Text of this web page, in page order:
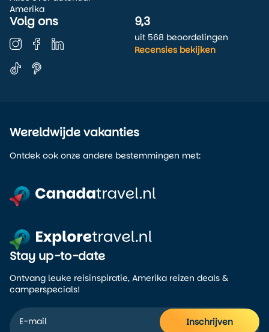
Amerika
Volg ons 9,3
uit 568 beoordelingen
Recensies bekijken
Wereldwijde vakanties
Ontdek ook onze andere bestemmingen met:
Stay up-to-date
Ontvang leuke reisinspiratie, Amerika reizen deals &
camperspecials!
Inschrijven